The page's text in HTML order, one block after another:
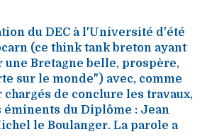
du DEC à l'Université d'été
(ce think tank breton ayant
une Bretagne belle, prospère,
sur le monde") avec, comme
de conclure les travaux,
éminents du Diplôme : Jean
le Boulanger. La parole a